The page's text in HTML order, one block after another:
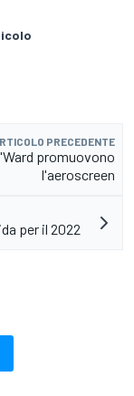
PRECEDENTE
promuovono
l'aeroscreen
per il 2022